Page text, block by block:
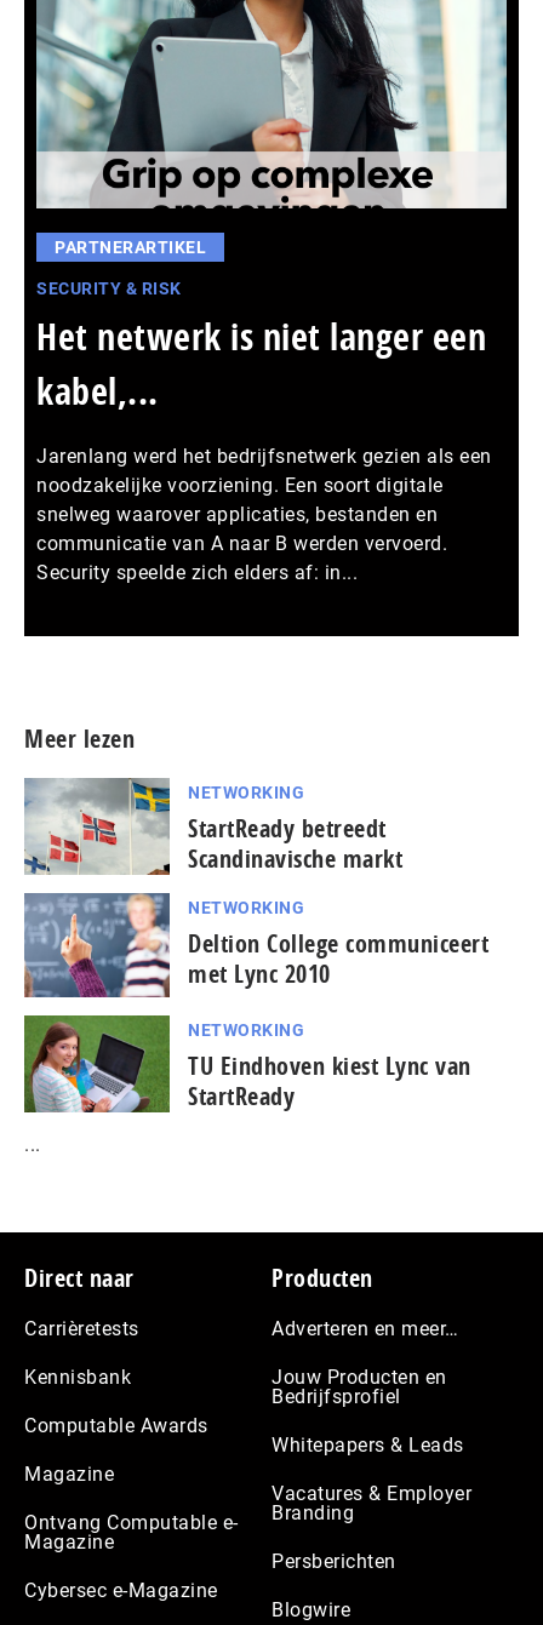
PARTNERARTIKEL
SECURITY & RISK
Het netwerk is niet langer een
kabel,...
Jarenlang werd het bedrijfsnetwerk gezien als een
noodzakelijke voorziening. Een soort digitale
snelweg waarover applicaties, bestanden en
communicatie van A naar B werden vervoerd.
Security speelde zich elders af: in...
Meer lezen
NETWORKING
StartReady betreedt
Scandinavische markt
NETWORKING
Deltion College communiceert
met Lync 2010
NETWORKING
TU Eindhoven kiest Lync van
StartReady
...
Footer
Direct naar
Carrièretests
Kennisbank
Computable Awards
Magazine
Ontvang Computable e-
Magazine
Cybersec e-Magazine
Producten
Adverteren en meer…
Jouw Producten en
Bedrijfsprofiel
Whitepapers & Leads
Vacatures & Employer
Branding
Persberichten
Blogwire